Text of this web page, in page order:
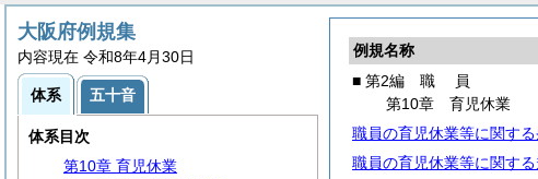
例規名称
■ 第2編 職
員
第10章 育児休業
職員の育児休業等に関する
職員の育児休業等に関する
大阪府例規集
内容現在 令和8年4月30日
体系 五十音
体系目次
第3章 定数等
第4章任
第5章 報酬給与等
第6章 勤務時間等
第7章 分限、懲戒等
第8章 派遣等
第9章
第10章 育児休業